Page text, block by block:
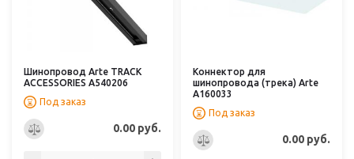
Шинопровод Arte TRACK
ACCESSORIES A540206
Под заказ
0.00 руб.
Коннектор для
шинопровода (трека) Arte
A160033
Под заказ
0.00 руб.